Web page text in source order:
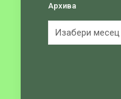
Архива